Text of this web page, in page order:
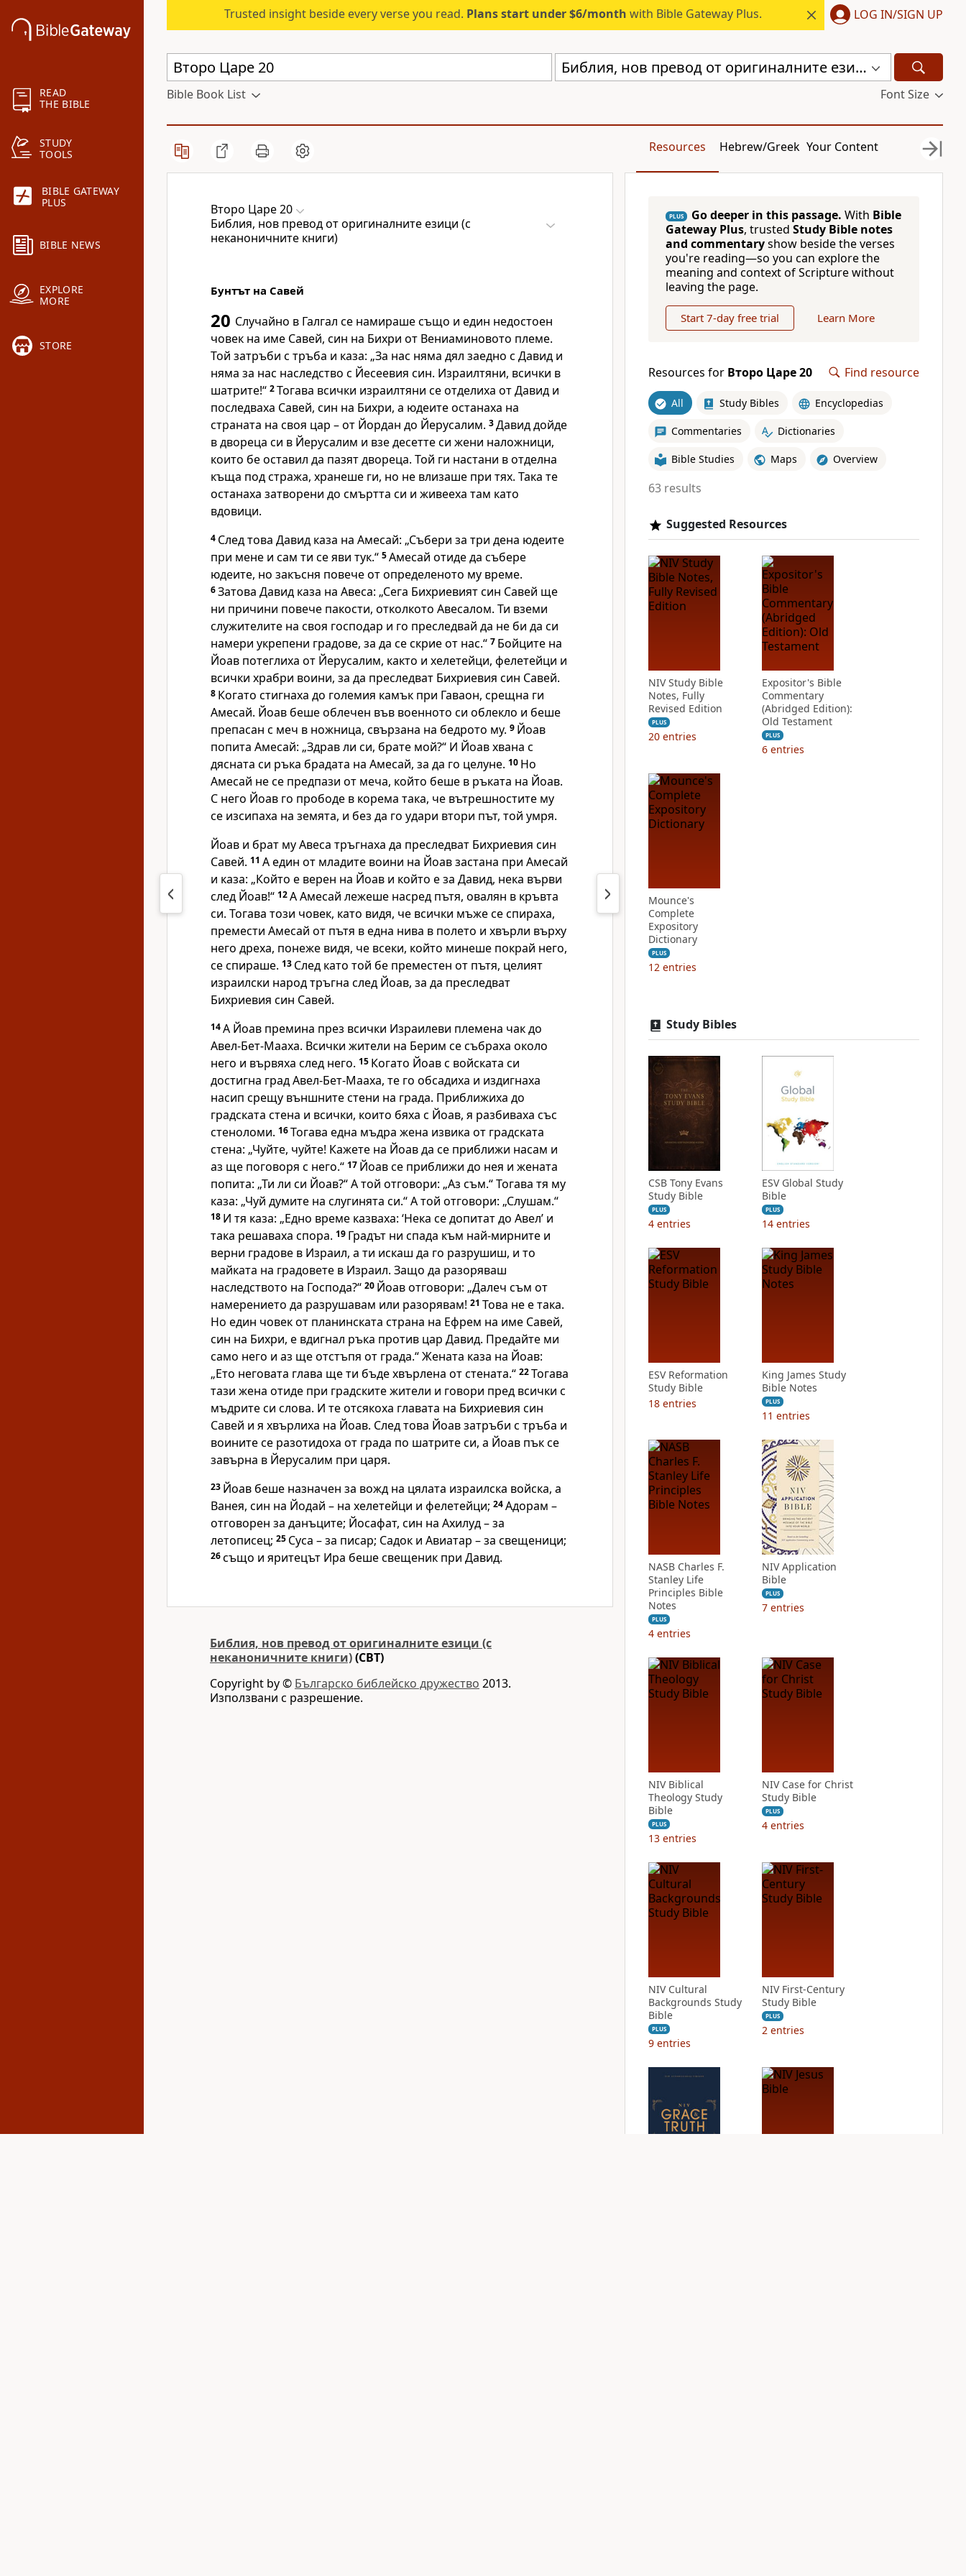
READ
THE BIBLE
STUDY
TOOLS
BIBLE GATEWAY
PLUS
BIBLE NEWS
EXPLORE
MORE
STORE
Trusted insight beside every verse you read. Plans start under $6/month with Bible Gateway Plus. LOG IN/SIGN UP
Библия, нов превод от оригиналните езици (с неканоничните книги) (CBT)
Bible Book List Font Size
Resources Hebrew/Greek Your Content
Второ Царе 20
Библия, нов превод от оригиналните езици (с
неканоничните книги)
Бунтът на Савей
20 Случайно в Галгал се намираше също и един недостоен
човек на име Савей, син на Бихри от Вениаминовото племе.
Той затръби с тръба и каза: „За нас няма дял заедно с Давид и
няма за нас наследство с Йесеевия син. Израилтяни, всички в
шатрите!“ 2Тогава всички израилтяни се отделиха от Давид и
последваха Савей, син на Бихри, а юдеите останаха на
страната на своя цар – от Йордан до Йерусалим. 3Давид дойде
в двореца си в Йерусалим и взе десетте си жени наложници,
които бе оставил да пазят двореца. Той ги настани в отделна
къща под стража, хранеше ги, но не влизаше при тях. Така те
останаха затворени до смъртта си и живееха там като
вдовици.
4 След това Давид каза на Амесай: „Събери за три дена юдеите
при мене и сам ти се яви тук.“ 5Амесай отиде да събере
юдеите, но закъсня повече от определеното му време.
6Затова Давид каза на Авеса: „Сега Бихриевият син Савей ще
ни причини повече пакости, отколкото Авесалом. Ти вземи
служителите на своя господар и го преследвай да не би да си
намери укрепени градове, за да се скрие от нас.“ 7 Бойците на
Йоав потеглиха от Йерусалим, както и хелетейци, фелетейци и
всички храбри воини, за да преследват Бихриевия син Савей.
8 Когато стигнаха до големия камък при Гаваон, срещна ги
Амесай. Йоав беше облечен във военното си облекло и беше
препасан с меч в ножница, свързана на бедрото му. 9 Йоав
попита Амесай: „Здрав ли си, брате мой?“ И Йоав хвана с
дясната си ръка брадата на Амесай, за да го целуне. 10 Но
Амесай не се предпази от меча, който беше в ръката на Йоав.
С него Йоав го прободе в корема така, че вътрешностите му
се изсипаха на земята, и без да го удари втори път, той умря.
Йоав и брат му Авеса тръгнаха да преследват Бихриевия син
Савей. 11 А един от младите воини на Йоав застана при Амесай
и каза: „Който е верен на Йоав и който е за Давид, нека върви
след Йоав!“ 12А Амесай лежеше насред пътя, овалян в кръвта
си. Тогава този човек, като видя, че всички мъже се спираха,
премести Амесай от пътя в една нива в полето и хвърли върху
него дреха, понеже видя, че всеки, който минеше покрай него,
се спираше. 13 След като той бе преместен от пътя, целият
израилски народ тръгна след Йоав, за да преследват
Бихриевия син Савей.
14А Йоав премина през всички Израилеви племена чак до
Авел-Бет-Мааха. Всички жители на Берим се събраха около
него и вървяха след него. 15 Когато Йоав с войската си
достигна град Авел-Бет-Мааха, те го обсадиха и издигнаха
насип срещу външните стени на града. Приближиха до
градската стена и всички, които бяха с Йоав, я разбиваха със
стеноломи. 16Тогава една мъдра жена извика от градската
стена: „Чуйте, чуйте! Кажете на Йоав да се приближи насам и
аз ще поговоря с него.“ 17 Йоав се приближи до нея и жената
попита: „Ти ли си Йоав?“ А той отговори: „Аз съм.“ Тогава тя му
каза: „Чуй думите на слугинята си.“ А той отговори: „Слушам.“
18 И тя каза: „Едно време казваха: ‘Нека се допитат до Авел’ и
така решаваха спора. 19 Градът ни спада към най-мирните и
верни градове в Израил, а ти искаш да го разрушиш, и то
майката на градовете в Израил. Защо да разоряваш
наследството на Господа?“ 20 Йоав отговори: „Далеч съм от
намерението да разрушавам или разорявам! 21 Това не е така.
Но един човек от планинската страна на Ефрем на име Савей,
син на Бихри, е вдигнал ръка против цар Давид. Предайте ми
само него и аз ще отстъпя от града.“ Жената каза на Йоав:
„Ето неговата глава ще ти бъде хвърлена от стената.“ 22Тогава
тази жена отиде при градските жители и говори пред всички с
мъдрите си слова. И те отсякоха главата на Бихриевия син
Савей и я хвърлиха на Йоав. След това Йоав затръби с тръба и
воините се разотидоха от града по шатрите си, а Йоав пък се
завърна в Йерусалим при царя.
23 Йоав беше назначен за вожд на цялата израилска войска, а
Ванея, син на Йодай – на хелетейци и фелетейци; 24Адорам –
отговорен за данъците; Йосафат, син на Ахилуд – за
летописец; 25 Суса – за писар; Садок и Авиатар – за свещеници;
26също и яритецът Ира беше свещеник при Давид.
Библия, нов превод от оригиналните езици (с
неканоничните книги)(CBT)
Copyright by © Българско библейско дружество 2013.
Използвани с разрешение.
PLUS Go deeper in this passage. With Bible
Gateway Plus, trusted Study Bible notes
and commentaryshow beside the verses
you're reading—so you can explore the
meaning and context of Scripture without
leaving the page.
Start 7-day free trial Learn More
Resources for Второ Царе 20 Find resource
All Study Bibles Encyclopedias
Commentaries Dictionaries
Bible Studies Maps Overview
63 results
Suggested Resources
NIV Study Bible
Notes, Fully
Revised Edition
PLUS
20 entries
Expositor's Bible
Commentary
(Abridged Edition):
Old Testament
PLUS
6 entries
Mounce's
Complete
Expository
Dictionary
PLUS
12 entries
Study Bibles
CSB Tony Evans
Study Bible
PLUS
4 entries
ESV Global Study
Bible
PLUS
14 entries
ESV Reformation
Study Bible
18 entries
King James Study
Bible Notes
PLUS
11 entries
NASB Charles F.
Stanley Life
Principles Bible
Notes
PLUS
4 entries
NIV Application
Bible
PLUS
7 entries
NIV Biblical
Theology Study
Bible
PLUS
13 entries
NIV Case for Christ
Study Bible
PLUS
4 entries
NIV Cultural
Backgrounds Study
Bible
PLUS
9 entries
NIV First-Century
Study Bible
PLUS
2 entries